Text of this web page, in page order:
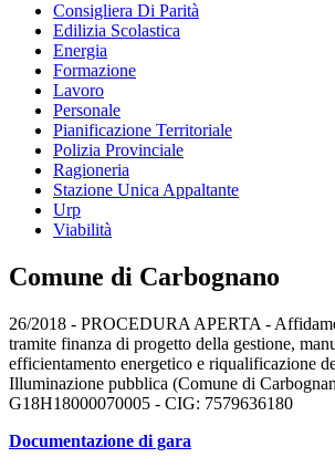
Consigliera Di Parità
Edilizia Scolastica
Energia
Formazione
Lavoro
Personale
Pianificazione Territoriale
Polizia Provinciale
Ragioneria
Stazione Unica Appaltante
Urp
Viabilità
Comune di Carbognano
26/2018 - PROCEDURA APERTA -
tramite finanza di progetto della gestione,
efficientamento energetico e riqualificazione
Illuminazione pubblica (Comune di
G18H18000070005 - CIG: 7579636180
Documentazione di gara